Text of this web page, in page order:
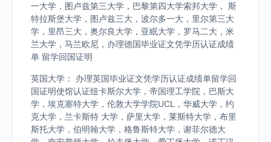
一大学，图卢兹第三大学，巴黎第四大学索邦大学， 斯
特拉斯堡大学，图卢兹三大，波尔多一大，里尔第三大
学，里昂三大，奥尔良大学，亚眠大学，罗马二大，米
兰大学，马兰欧尼，办理德国毕业证文凭学历认证成绩
单 留学回国证明
英国大学： 办理英国毕业证文凭学历认证成绩单留学回
国证明使馆认证纽卡斯尔大学，帝国理工学院，巴斯大
学，埃克塞特大学，伦敦大学学院UCL，华威大学，约
克大学，兰卡斯特 大学，萨里大学，莱斯特大学，布里
斯托大学，伯明翰大学，格鲁斯特大学，谢菲尔德大